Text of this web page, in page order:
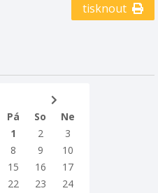
tisknout
Pá So
Ne
1 2
3
8 9
10
15 16
17
22 23
24